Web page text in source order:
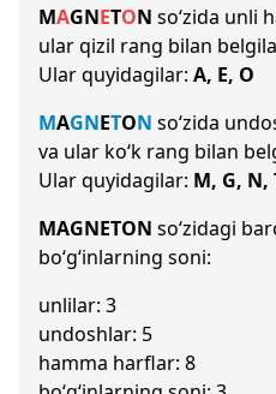
MAGNETON so‘zida unli
ular qizil rang bilan
Ular quyidagilar: A, E, O
MAGNETON so‘zida
va ular ko‘k rang bilan
Ular quyidagilar: M, G, N,
MAGNETON so‘zidagi
bo‘g‘inlarning soni:
unlilar: 3
undoshlar: 5
hamma harflar: 8